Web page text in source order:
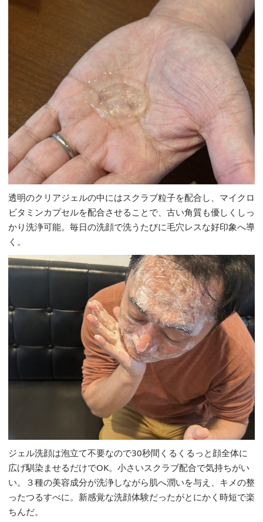
透明のクリアジェルの中にはスクラブ粒子を配合し、マイクロ
ビタミンカプセルを配合させることで、古い角質も優しくしっ
かり洗浄可能。毎日の洗顔で洗うたびに毛穴レスな好印象へ導
く。
ジェル洗顔は泡立て不要なので30秒間くるくるっと顔全体に
広げ馴染ませるだけでOK。小さいスクラブ配合で気持ちがい
い。３種の美容成分が洗浄しながら肌へ潤いを与え、キメの整
ったつるすべに。新感覚な洗顔体験だったがとにかく時短で楽
ちんだ。